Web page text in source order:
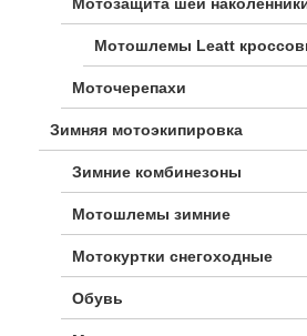
Мотошлемы Leatt
Моточерепахи
Зимняя мотоэкипировка
Зимние комбинезоны
Мотошлемы зимние
Мотокуртки снегоходные
Обувь